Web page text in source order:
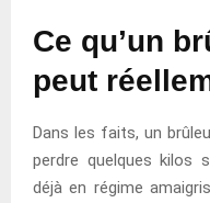
Ce qu’un
peut
Dans les faits, un
perdre quelques kilos
déjà en régime